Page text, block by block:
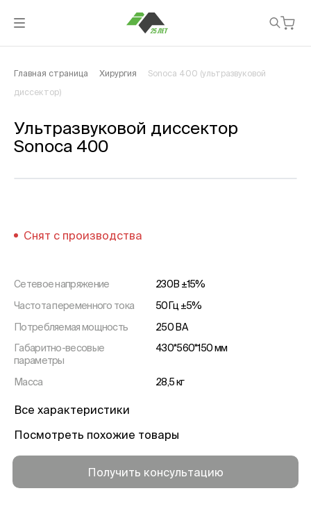
Главная страница Хирургия Sonoca 400 (ультразвуковой
диссектор)
Ультразвуковой диссектор
Sonoca 400
Снят с производства
Сетевое напряжение
230В ±15%
Частота переменного тока
50Гц ±5%
Потребляемая мощность
250 ВА
Габаритно-весовые
параметры
430*560*150 мм
Масса 28,5 кг
Все характеристики
Посмотреть похожие товары
Получить консультацию